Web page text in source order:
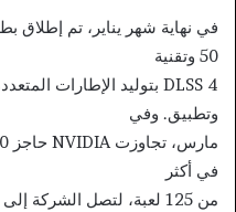
50 وتقنية
وتطبيق. وفي
في أكثر
من 125 لعبة، لتصل الشركة